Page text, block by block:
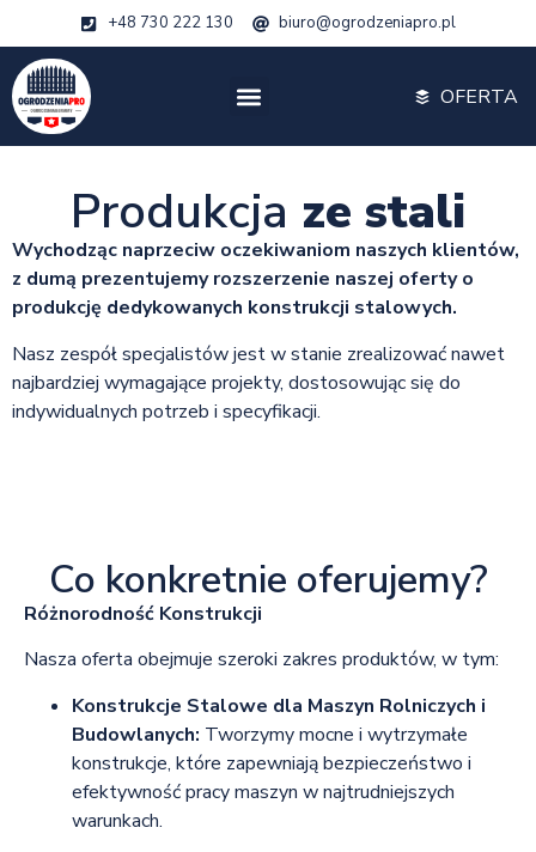
+48 730 222 130 biuro@ogrodzeniapro.pl
OFERTA
Produkcja ze stali
Wychodząc naprzeciw oczekiwaniom naszych klientów,
z dumą prezentujemy rozszerzenie naszej oferty o
produkcję dedykowanych konstrukcji stalowych.
Nasz zespół specjalistów jest w stanie zrealizować nawet
najbardziej wymagające projekty, dostosowując się do
indywidualnych potrzeb i specyfikacji.
Co konkretnie oferujemy?
Różnorodność Konstrukcji
Nasza oferta obejmuje szeroki zakres produktów, w tym:
Konstrukcje Stalowe dla Maszyn Rolniczych i
Budowlanych: Tworzymy mocne i wytrzymałe
konstrukcje, które zapewniają bezpieczeństwo i
efektywność pracy maszyn w najtrudniejszych
warunkach.